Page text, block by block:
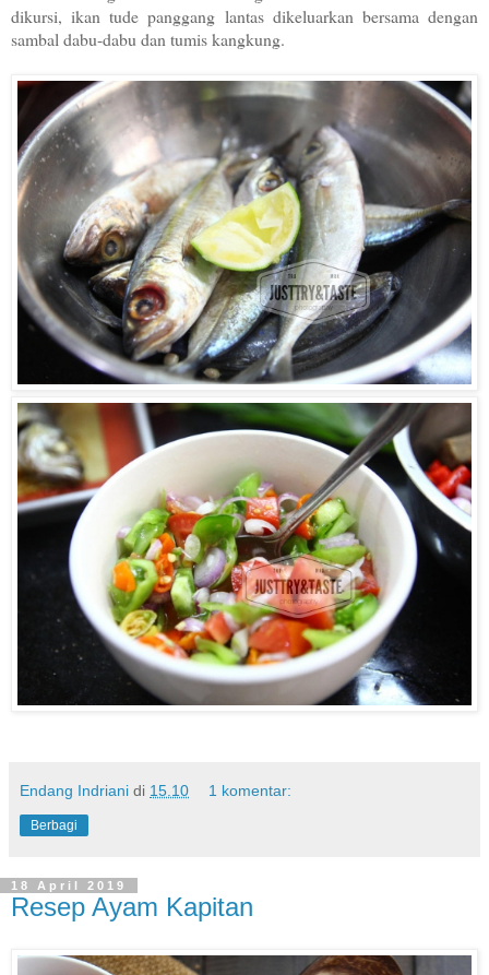
dikursi, ikan tude panggang lantas dikeluarkan bersama dengan
sambal dabu-dabu dan tumis kangkung.
Endang Indriani di 15.10 1 komentar:
Berbagi
18 April 2019
Resep Ayam Kapitan